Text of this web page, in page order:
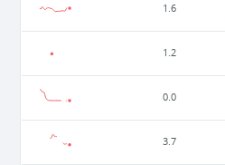
1.6
1.2
0.0
3.7